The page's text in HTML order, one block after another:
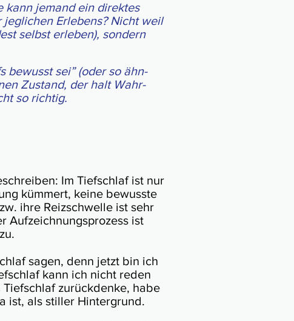
kann jemand ein direk­tes
Erle­bens? Nicht weil
selbst erle­ben), son­dern
bewusst sei” (oder so ähn­
Zustand, der halt Wahr­
so richtig.
Im Tief­schlaf ist nur
küm­mert, keine bewuss­te
ihre Reiz­schwelle ist sehr
Auf­zeich­nungs­pro­zess ist
sagen, denn jetzt bin ich
kann ich nicht reden
zurück­denke, habe
ist, als stiller Hin­ter­grund.